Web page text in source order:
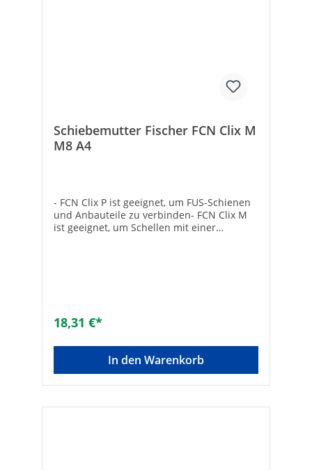
Schiebemutter Fischer FCN Clix M
M8 A4
- FCN Clix P ist geeignet, um FUS-Schienen
und Anbauteile zu verbinden- FCN Clix M
ist geeignet, um Schellen mit einer
18,31 €*
In den Warenkorb